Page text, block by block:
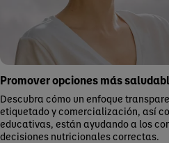
Promover opciones más
Descubra cómo un enfoque
etiquetado y comercialización, así
educativas, están ayudando a los
decisiones nutricionales correctas.